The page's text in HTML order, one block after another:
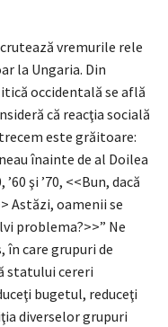
vremurile rele
la Ungaria. Din
occidentală se află
că reacţia socială
este grăitoare:
înainte de al Doilea
şi ’70, <<Bun, dacă
Astăzi, oamenii se
problema?>>” Ne
care grupuri de
statului cereri
bugetul, reduceţi
diverselor grupuri